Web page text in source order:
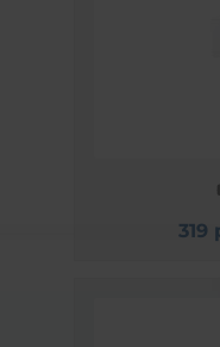
319